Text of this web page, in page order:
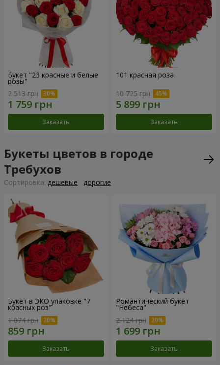
Букет "23 красные и белые
розы"
2 513 грн
Заказать
101 красная роза
10 725 грн
Заказать
Букеты цветов в городе
Требухов
Cортировка: дешевые дорогие
Букет в ЭКО упаковке "7
красных роз"
1 074 грн
Заказать
Романтический букет
"Небеса"
2 124 грн
Заказать